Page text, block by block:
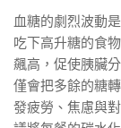
血糖的劇烈波動
吃下高升糖的食
飆高，促使胰臟
僅會把多餘的糖
發疲勞、焦慮與